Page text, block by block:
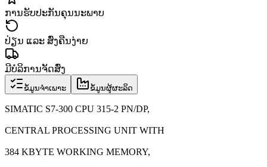
ການຮັບປະກັນຄຸນນະພາບ
ປ່ຽນ ແລະ ສົ່ງຄືນງ່າຍ
ມີບໍລິການຈັດສົ່ງ
ຂໍ້ມູນຈຳເພາະ ຂໍ້ມູນຜູ້ຜະລິດ
SIMATIC S7-300 CPU 315-2 PN/DP,
CENTRAL PROCESSING UNIT WITH
384 KBYTE WORKING MEMORY,